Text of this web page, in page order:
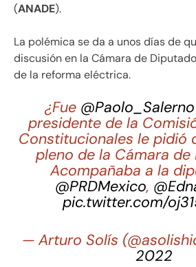
(ANADE).
La polémica se da a unos días de
discusión en la Cámara de
de la reforma eléctrica.
¿Fue @Paolo_Salerno
presidente de la
Constitucionales le pidió
pleno de la Cámara de
Acompañaba a la
@PRDMexico,
pic.twitter.com/
— Arturo Solís
2022